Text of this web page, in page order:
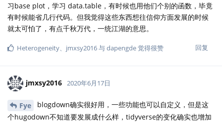
习base plot，学习 data.table，有时候也用他们个别的函数，毕竟
有时候能省几行代码。但我觉得这些东西想往信仰方面发展的时候
就太可怕了，有点千秋万代，一统江湖的意思。
回复
Heterogeneity、 jmxsy2016与dapengde觉得很赞
jmxsy2016 2020年6月17日
Fye
blogdown确实很好用，一些功能也可以自定义，但是这
个hugodown不知道要发展成什么样，tidyverse的变化确实也增加